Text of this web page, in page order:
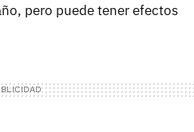
pero puede tener efectos